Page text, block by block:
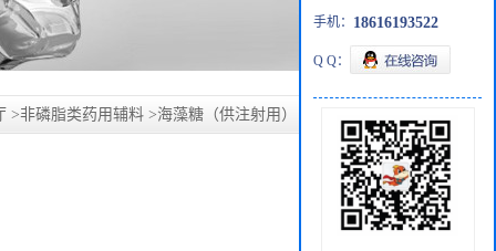
>非磷脂类药用辅料 >海藻糖（供注射用）（无菌）Hipo-S
手机： 18616193522
Q Q：